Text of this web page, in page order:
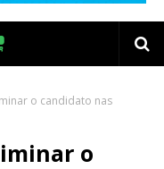
o candidato nas
o